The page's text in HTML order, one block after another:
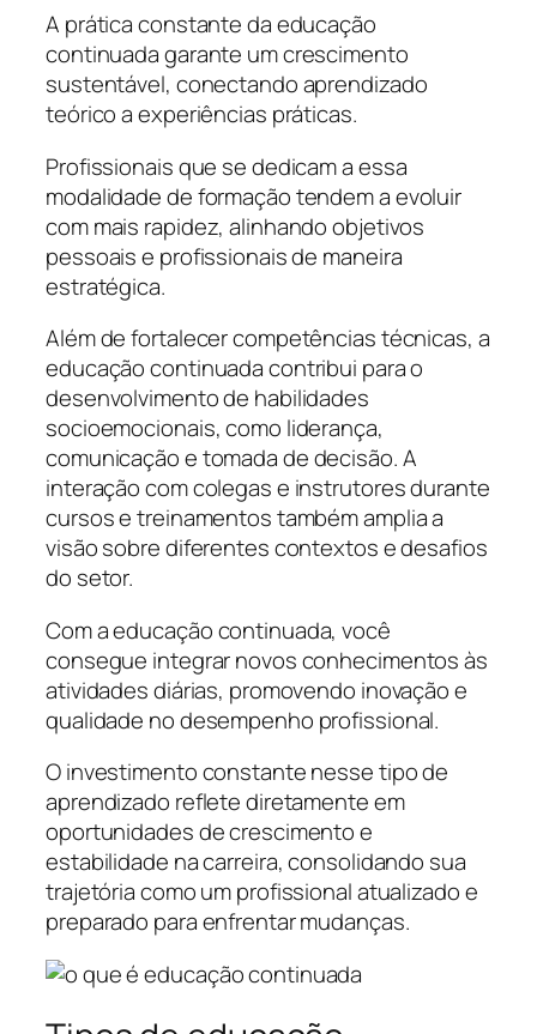
A prática constante da educação
continuada garante um crescimento
sustentável, conectando aprendizado
teórico a experiências práticas.
Profissionais que se dedicam a essa
modalidade de formação tendem a evoluir
com mais rapidez, alinhando objetivos
pessoais e profissionais de maneira
estratégica.
Além de fortalecer competências técnicas, a
educação continuada contribui para o
desenvolvimento de habilidades
socioemocionais, como liderança,
comunicação e tomada de decisão. A
interação com colegas e instrutores durante
cursos e treinamentos também amplia a
visão sobre diferentes contextos e desafios
do setor.
Com a educação continuada, você
consegue integrar novos conhecimentos às
atividades diárias, promovendo inovação e
qualidade no desempenho profissional.
O investimento constante nesse tipo de
aprendizado reflete diretamente em
oportunidades de crescimento e
estabilidade na carreira, consolidando sua
trajetória como um profissional atualizado e
preparado para enfrentar mudanças.